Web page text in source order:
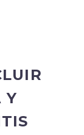
Y